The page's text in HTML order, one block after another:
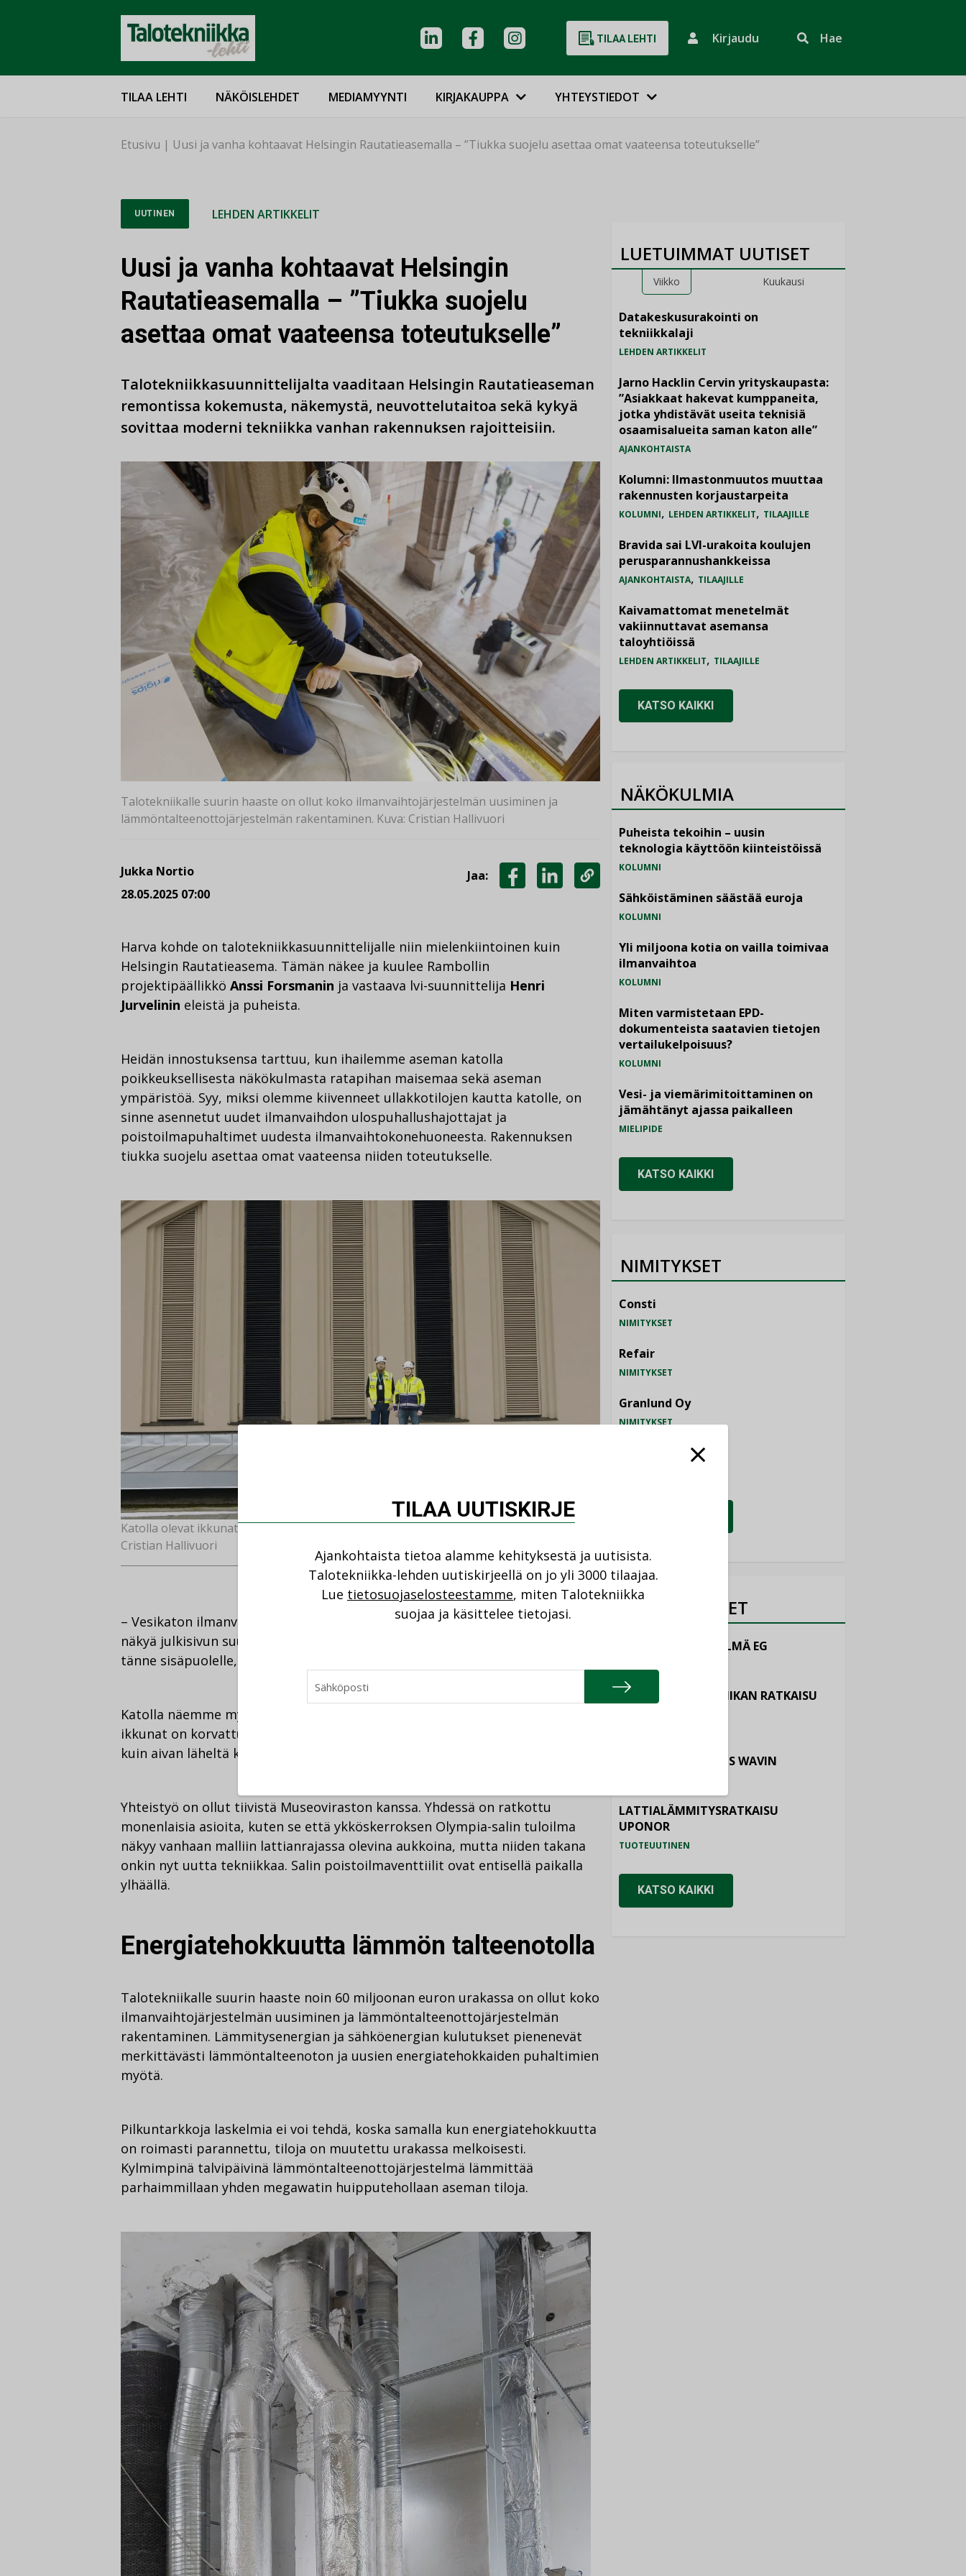
TILAA LEHTI Kirjaudu Hae
TILAA LEHTI NÄKÖISLEHDET MEDIAMYYNTI KIRJAKAUPPA YHTEYSTIEDOT
Etusivu | Uusi ja vanha kohtaavat Helsingin Rautatieasemalla – ”Tiukka suojelu asettaa omat vaateensa toteutukselle”
UUTINEN LEHDEN ARTIKKELIT
Uusi ja vanha kohtaavat Helsingin
Rautatieasemalla – ”Tiukka suojelu
asettaa omat vaateensa toteutukselle”
Talotekniikkasuunnittelijalta vaaditaan Helsingin Rautatieaseman
remontissa kokemusta, näkemystä, neuvottelutaitoa sekä kykyä
sovittaa moderni tekniikka vanhan rakennuksen rajoitteisiin.
Talotekniikalle suurin haaste on ollut koko ilmanvaihtojärjestelmän uusiminen ja
lämmöntalteenottojärjestelmän rakentaminen. Kuva: Cristian Hallivuori
Jukka Nortio
28.05.2025 07:00
Jaa:
LINKEDINISSÄ
KOPIOI
LINKKI
Harva kohde on talotekniikkasuunnittelijalle niin mielenkiintoinen kuin
Helsingin Rautatieasema. Tämän näkee ja kuulee Rambollin
projektipäällikkö Anssi Forsmanin ja vastaava lvi-suunnittelija Henri
Jurvelinin eleistä ja puheista.
Heidän innostuksensa tarttuu, kun ihailemme aseman katolla
poikkeuksellisesta näkökulmasta ratapihan maisemaa sekä aseman
ympäristöä. Syy, miksi olemme kiivenneet ullakkotilojen kautta katolle, on
sinne asennetut uudet ilmanvaihdon ulospuhallushajottajat ja
poistoilmapuhaltimet uudesta ilmanvaihtokonehuoneesta. Rakennuksen
tiukka suojelu asettaa omat vaateensa niiden toteutukselle.
Katolla olevat ikkunat on korvattu huomaamattomasti poistoilmasäleiköllä. Kuva:
Cristian Hallivuori
– Vesikaton ilmanvaihtolaitteet ja muut katolla olevat laitteet eivät saa
näkyä julkisivun suuntaan vaan ne on asennettu niin, että ne näkyvät vain
tänne sisäpuolelle, Forsman kertoo.
Katolla näemme myös, miten suuren puolipyöreän kattoranteen vanhat
ikkunat on korvattu poistoilmasäleiköllä niin, ettei julkisivussa huomaa eroa
kuin aivan läheltä katsomalla.
Yhteistyö on ollut tiivistä Museoviraston kanssa. Yhdessä on ratkottu
monenlaisia asioita, kuten se että ykköskerroksen Olympia-salin tuloilma
näkyy vanhaan malliin lattianrajassa olevina aukkoina, mutta niiden takana
onkin nyt uutta tekniikkaa. Salin poistoilmaventtiilit ovat entisellä paikalla
ylhäällä.
Energiatehokkuutta lämmön talteenotolla
Talotekniikalle suurin haaste noin 60 miljoonan euron urakassa on ollut koko
ilmanvaihtojärjestelmän uusiminen ja lämmöntalteenottojärjestelmän
rakentaminen. Lämmitysenergian ja sähköenergian kulutukset pienenevät
merkittävästi lämmöntalteenoton ja uusien energiatehokkaiden puhaltimien
myötä.
Pilkuntarkkoja laskelmia ei voi tehdä, koska samalla kun energiatehokkuutta
on roimasti parannettu, tiloja on muutettu urakassa melkoisesti.
Kylmimpinä talvipäivinä lämmöntalteenottojärjestelmä lämmittää
parhaimmillaan yhden megawatin huipputehollaan aseman tiloja.
LUETUIMMAT UUTISET
Viikko Kuukausi
Datakeskusurakointi on
tekniikkalaji
LEHDEN ARTIKKELIT
Jarno Hacklin Cervin yrityskaupasta:
”Asiakkaat hakevat kumppaneita,
jotka yhdistävät useita teknisiä
osaamisalueita saman katon alle”
AJANKOHTAISTA
Kolumni: Ilmastonmuutos muuttaa
rakennusten korjaustarpeita
KOLUMNI, LEHDEN ARTIKKELIT, TILAAJILLE
Bravida sai LVI-urakoita koulujen
perusparannushankkeissa
AJANKOHTAISTA, TILAAJILLE
Kaivamattomat menetelmät
vakiinnuttavat asemansa
taloyhtiöissä
LEHDEN ARTIKKELIT, TILAAJILLE
KATSO KAIKKI
NÄKÖKULMIA
Puheista tekoihin – uusin
teknologia käyttöön kiinteistöissä
KOLUMNI
Sähköistäminen säästää euroja
KOLUMNI
Yli miljoona kotia on vailla toimivaa
ilmanvaihtoa
KOLUMNI
Miten varmistetaan EPD-
dokumenteista saatavien tietojen
vertailukelpoisuus?
KOLUMNI
Vesi- ja viemärimitoittaminen on
jämähtänyt ajassa paikalleen
MIELIPIDE
KATSO KAIKKI
NIMITYKSET
Consti
NIMITYKSET
Refair
NIMITYKSET
Granlund Oy
NIMITYKSET
Schneider Electric
TUOTEUUTISET
HALLINTAJÄRJESTELMÄ EG
ILMASTOINTITEKNIIKAN RATKAISU
PALOTURVALLISUUS WAVIN
LATTIALÄMMITYSRATKAISU
UPONOR
TUOTEUUTINEN
KATSO KAIKKI
TILAA UUTISKIRJE
Ajankohtaista tietoa alamme kehityksestä ja uutisista.
Talotekniikka-lehden uutiskirjeellä on jo yli 3000 tilaajaa.
Lue tietosuojaselosteestamme, miten Talotekniikka
suojaa ja käsittelee tietojasi.